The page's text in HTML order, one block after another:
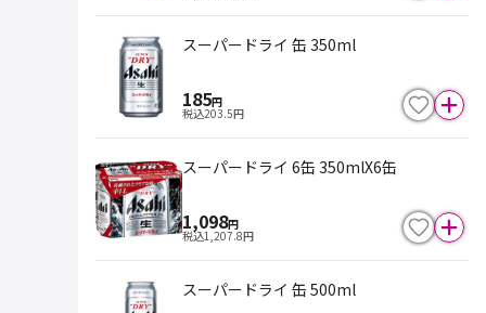
スーパードライ 缶 350ml
185円
税込203.5円
スーパードライ 6缶 350mlX6缶
1,098円
税込1,207.8円
スーパードライ 缶 500ml